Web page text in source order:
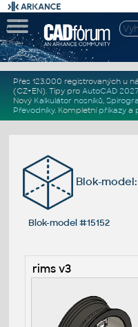
Přes 123.000 registrovaných u
(CZ+EN). Tipy pro AutoCAD 2027
Nový Kalkulátor nosníků,
Převodníky. Kompletní příkazya
Blok-
Blok-model #15152
rims v3